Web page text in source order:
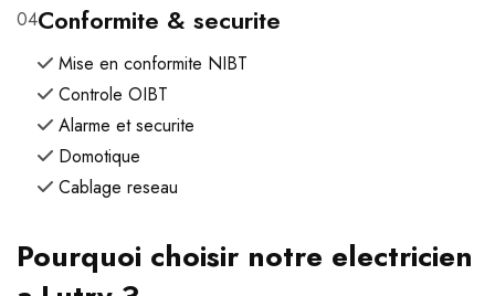
04Conformite & securite
Mise en conformite NIBT
Controle OIBT
Alarme et securite
Domotique
Cablage reseau
Pourquoi choisir notre electricien